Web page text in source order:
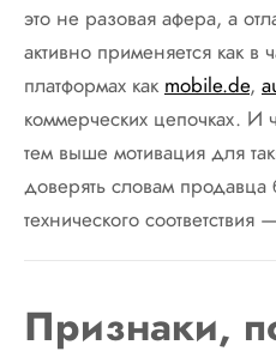
это не разовая афера, а
активно применяется как в
платформах как mobile.de,
коммерческих цепочках. И
тем выше мотивация для
доверять словам
технического соответствия
Признаки,